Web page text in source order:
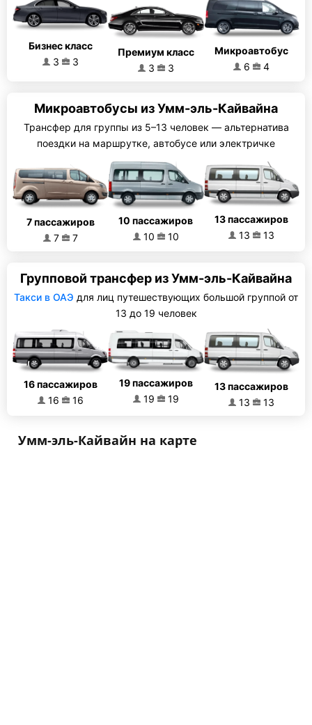
Бизнес класс
3
3
Премиум класс
3
3
Микроавтобус
6
4
Микроавтобусы из Умм-эль-Кайвайна
Трансфер для группы из 5–13 человек — альтернатива
поездки на маршрутке, автобусе или электричке
7 пассажиров
7
7
10 пассажиров
10
10
13 пассажиров
13
13
Групповой трансфер из Умм-эль-Кайвайна
Такси в ОАЭ для лиц путешествующих большой группой от
13 до 19 человек
16 пассажиров
16
16
19 пассажиров
19
19
13 пассажиров
13
13
Умм-эль-Кайвайн на карте